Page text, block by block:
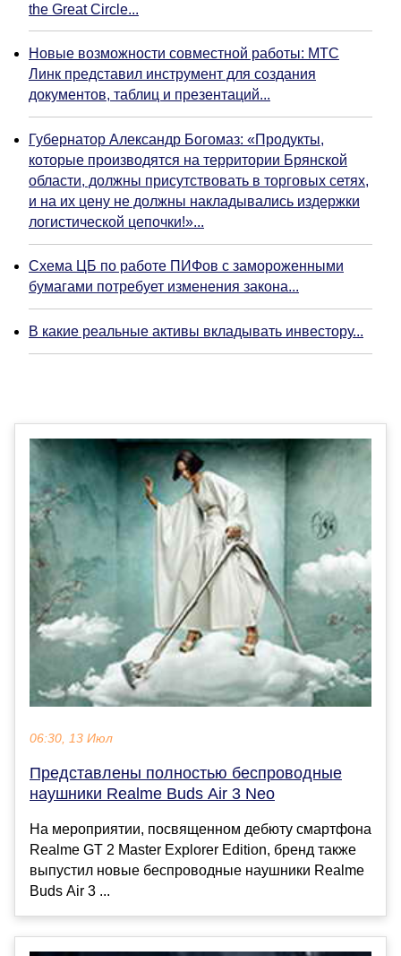
the Great Circle...
Новые возможности совместной работы: МТС
Линк представил инструмент для создания
документов, таблиц и презентаций...
Губернатор Александр Богомаз: «Продукты,
которые производятся на территории Брянской
области, должны присутствовать в торговых сетях,
и на их цену не должны накладывались издержки
логистической цепочки!»...
Схема ЦБ по работе ПИФов с замороженными
бумагами потребует изменения закона...
В какие реальные активы вкладывать инвестору...
06:30, 13 Июл
Представлены полностью беспроводные
наушники Realme Buds Air 3 Neo
На мероприятии, посвященном дебюту смартфона
Realme GT 2 Master Explorer Edition, бренд также
выпустил новые беспроводные наушники Realme
Buds Air 3 ...